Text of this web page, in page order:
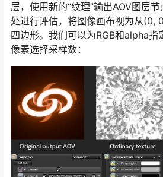
层，使用新的“纹理”输出AOV图层
处进行评估，将图像画布视为从(0,
四边形。我们可以为RGB和alpha指
像素选择采样数：